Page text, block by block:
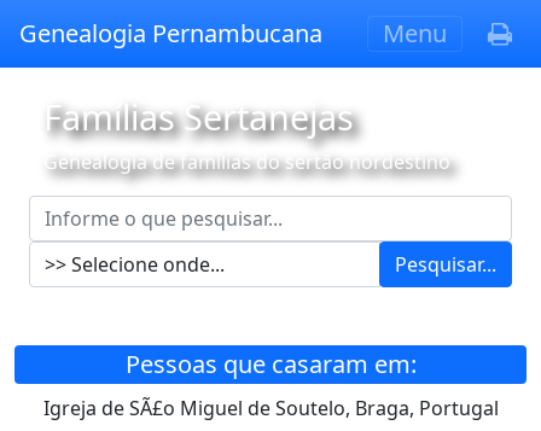
Genealogia Pernambucana Menu
Famílias Sertanejas
Genealogia de famílias do sertão nordestino
Pesquisar...
Pessoas que casaram em:
Igreja de SÃ£o Miguel de Soutelo, Braga, Portugal